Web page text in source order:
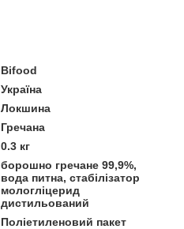
Bifood
Україна
Локшина
Гречана
0.3 кг
борошно гречане 99,9%,
вода питна, стабілізатор
мологліцерид
дистильований
Поліетиленовий пакет